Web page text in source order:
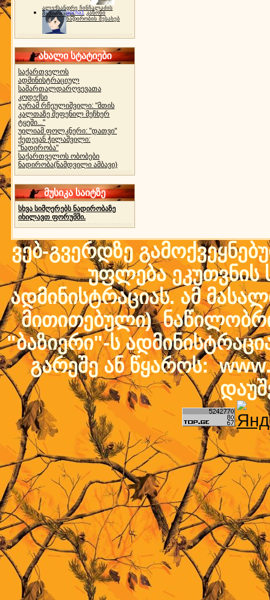
ალექსანდრე ჩინჩალაძის
მემორიალიgocha1 კანონი
ნადირობის შესახებ
ახალი სტატიები
საქართველოს
ადმინისტრაციულ
სამართალდარღვევათა
კოდექსი
გურამ რჩეულიშვილი: "მთის
კალთაზე შეფენილ მეჩხერ
ტყეში..."
უილიამ ფოლკნერი: "დათვი"
ქეთევან ჭილაშვილი:
"ნადირობა"
საქართველოს ობობები
ნადირობა(ნამდვილი ამბავი)
მუსიკა საიტზე
სხვა სიმღერებს ნადირობაზე
იხილავთ ფორუმში.
ვებ-გვერდზე
უფლება ეკუთვნის
ადმინისტრაციას. ამ
მითითებული)
"ბაზიერი"-ს
გარეშე ან წყაროს: